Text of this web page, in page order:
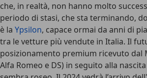
che, in realtà, non hanno molto
periodo di stasi, che sta terminando,
è la Ypsilon, capace ormai da anni di
tra le vetture più vendute in Italia. Il
posizionamento premium ricevuto dal
Alfa Romeo e DS) in seguito alla